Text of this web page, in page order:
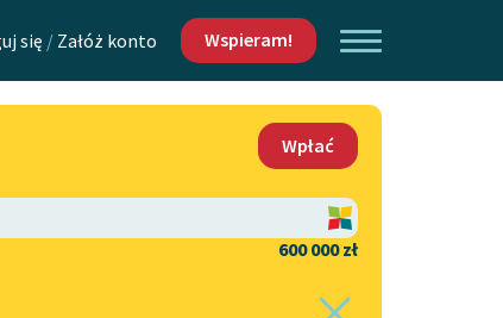
się / Załóż konto Wspieram!
Kontakt
O projekcie
Wpłać
600 000 zł